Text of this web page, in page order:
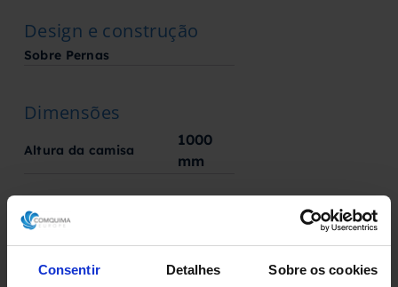
Consentir Detalhes Sobre os cookies
Design e construção
Sobre Pernas
Dimensões
Altura da camisa
1000
mm
Informações para transporte
280
Kg